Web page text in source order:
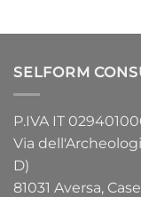
SELFORM
P.IVA IT
Via
D)
81031 Aversa,